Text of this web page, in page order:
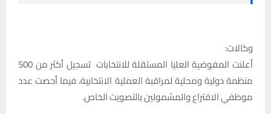
وكالات:
أعلنت المفوضية العليا المستقلة للانتخابات تسجيل أكثر من 500
منظمة دولية ومحلية لمراقبة العملية الانتخابية، فيما أحصت عدد
موظفي الاقتراع والمشمولين بالتصويت الخاص.